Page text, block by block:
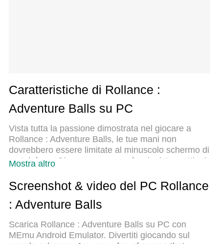
Caratteristiche di Rollance :
Adventure Balls su PC
Vista tutta la passione dimostrata nel giocare a
Rollance : Adventure Balls, le tue mani non
dovrebbero essere limitate al minuscolo schermo di
un telefono. Gioca come un professionista e ottieni
MEmu ti offre tutto ciò che ti aspetti. Scarica e
gioca a Rollance : Adventure Balls su PC. Gioca
quanto vuoi, niente più limitazioni di batteria, dati
9 è la scelta migliore per giocare a Rollance :
Adventure Balls su PC. Realizzato sulla base della
Mostra altro
Screenshot & video del PC Rollance
: Adventure Balls
Scarica Rollance : Adventure Balls su PC con
MEmu Android Emulator. Divertiti giocando sul